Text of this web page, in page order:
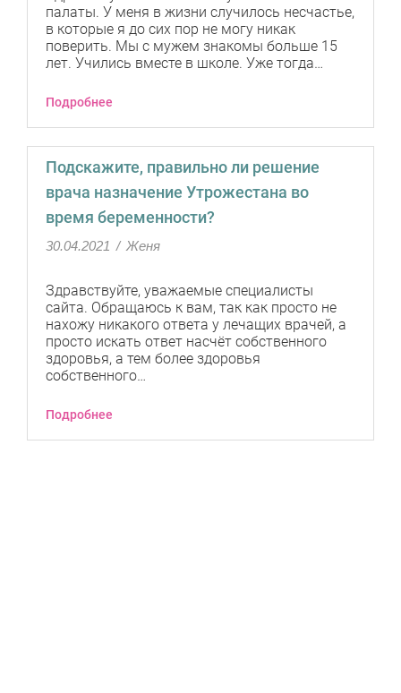
палаты. У меня в жизни случилось несчастье,
в которые я до сих пор не могу никак
поверить. Мы с мужем знакомы больше 15
лет. Учились вместе в школе. Уже тогда…
Подробнее
Подскажите, правильно ли решение
врача назначение Утрожестана во
время беременности?
30.04.2021 / Женя
Здравствуйте, уважаемые специалисты
сайта. Обращаюсь к вам, так как просто не
нахожу никакого ответа у лечащих врачей, а
просто искать ответ насчёт собственного
здоровья, а тем более здоровья
собственного…
Подробнее